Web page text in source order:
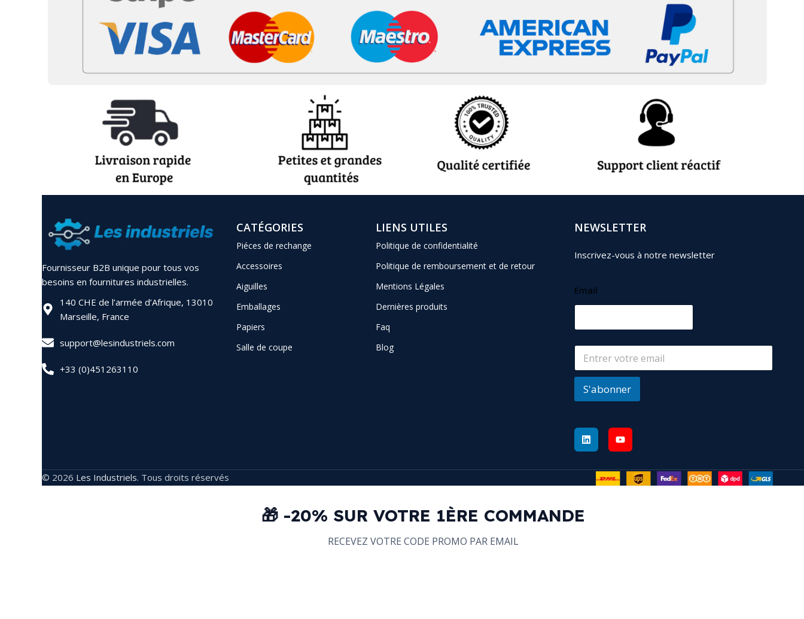
Fournisseur B2B unique pour tous vos
besoins en fournitures industrielles.
140 CHE de l’armée d’Afrique, 13010
Marseille, France
support@lesindustriels.com
+33 (0)451263110
CATÉGORIES
Piéces de rechange
Accessoires
Aiguilles
Emballages
Papiers
Salle de coupe
LIENS UTILES
Politique de confidentialité
Politique de remboursement et de retour
Mentions Légales
Dernières produits
Faq
Blog
NEWSLETTER
Inscrivez-vous à notre newsletter
Email
S'abonner
© 2026 Les Industriels. Tous droits réservés
🎁 -20% SUR VOTRE 1ÈRE COMMANDE
RECEVEZ VOTRE CODE PROMO PAR EMAIL